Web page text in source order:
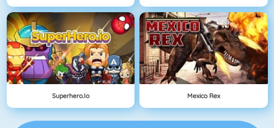
Superhero.io Mexico Rex